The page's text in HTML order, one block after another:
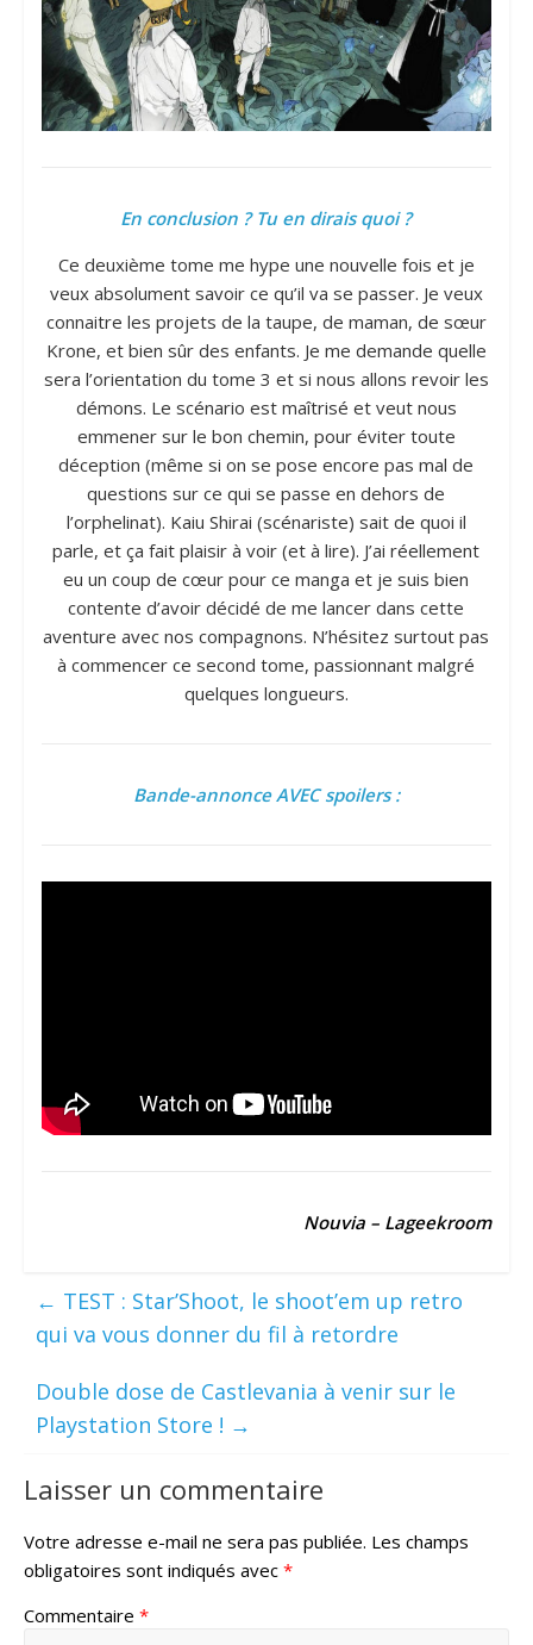
En conclusion ? Tu en dirais quoi ?
Ce deuxième tome me hype une nouvelle fois et je
veux absolument savoir ce qu’il va se passer. Je veux
connaitre les projets de la taupe, de maman, de sœur
Krone, et bien sûr des enfants. Je me demande quelle
sera l’orientation du tome 3 et si nous allons revoir les
démons. Le scénario est maîtrisé et veut nous
emmener sur le bon chemin, pour éviter toute
déception (même si on se pose encore pas mal de
questions sur ce qui se passe en dehors de
l’orphelinat). Kaiu Shirai (scénariste) sait de quoi il
parle, et ça fait plaisir à voir (et à lire). J’ai réellement
eu un coup de cœur pour ce manga et je suis bien
contente d’avoir décidé de me lancer dans cette
aventure avec nos compagnons. N’hésitez surtout pas
à commencer ce second tome, passionnant malgré
quelques longueurs.
Bande-annonce AVEC spoilers :
Nouvia – Lageekroom
← TEST : Star’Shoot, le shoot’em up retro
qui va vous donner du fil à retordre
Double dose de Castlevania à venir sur le
Playstation Store ! →
Laisser un commentaire
Votre adresse e-mail ne sera pas publiée. Les champs
obligatoires sont indiqués avec *
Commentaire *